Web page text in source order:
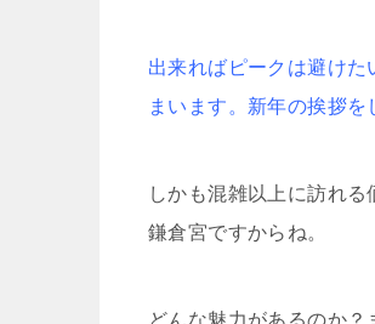
出来ればピークは避け
まいます。新年の挨拶を
しかも混雑以上に訪れ
鎌倉宮ですからね。
どんな魅力があるのか？